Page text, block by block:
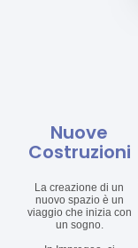
Nuove
Costruzioni
La creazione di un
nuovo spazio è un
viaggio che inizia con
un sogno.